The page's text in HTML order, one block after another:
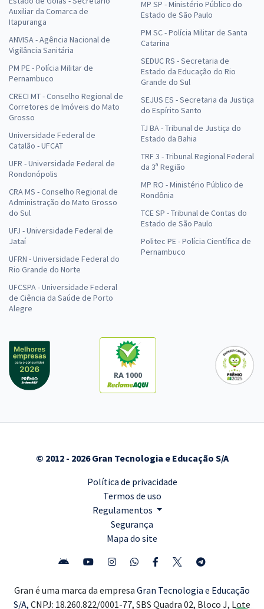
Auxiliar da Comarca de
Itapuranga
ANVISA - Agência Nacional de
Vigilância Sanitária
PM PE - Polícia Militar de
Pernambuco
CRECI MT - Conselho Regional de
Corretores de Imóveis do Mato
Grosso
Universidade Federal de
Catalão - UFCAT
UFR - Universidade Federal de
Rondonópolis
CRA MS - Conselho Regional de
Administração do Mato Grosso
do Sul
UFJ - Universidade Federal de
Jataí
UFRN - Universidade Federal do
Rio Grande do Norte
UFCSPA - Universidade Federal
de Ciência da Saúde de Porto
Alegre
MP SP - Ministério Público do
Estado de São Paulo
PM SC - Polícia Militar de Santa
Catarina
SEDUC RS - Secretaria de
Estado da Educação do Rio
Grande do Sul
SEJUS ES - Secretaria da Justiça
do Espírito Santo
TJ BA - Tribunal de Justiça do
Estado da Bahia
TRF 3 - Tribunal Regional Federal
da 3ª Região
MP RO - Ministério Público de
Rondônia
TCE SP - Tribunal de Contas do
Estado de São Paulo
Politec PE - Polícia Científica de
Pernambuco
RA 1000
© 2012 - 2026 Gran Tecnologia e Educação S/A
Política de privacidade
Termos de uso
Regulamentos
Segurança
Mapa do site
Gran é uma marca da empresa Gran Tecnologia e Educação
S/A, CNPJ: 18.260.822/0001-77, SBS Quadra 02, Bloco J, Lote